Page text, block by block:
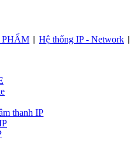
Hệ thống IP - Network
thanh IP